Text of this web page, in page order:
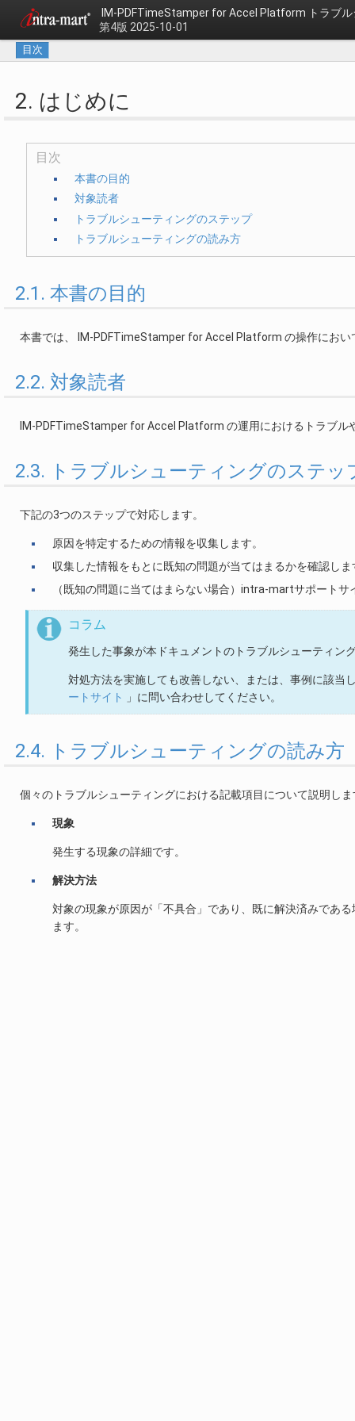
IM-PDFTimeStamper for Accel Platform トラブ
第4版 2025-10-01
目次
2. はじめに
目次
本書の目的
対象読者
トラブルシューティングのステップ
トラブルシューティングの読み方
2.1. 本書の目的
本書では、 IM-PDFTimeStamper for Accel Platform の操作にお
2.2. 対象読者
IM-PDFTimeStamper for Accel Platform の運用におけるトラブル
2.3. トラブルシューティングのステッ
下記の3つのステップで対応します。
原因を特定するための情報を収集します。
収集した情報をもとに既知の問題が当てはまるかを確認しま
（既知の問題に当てはまらない場合）intra-martサポート
コラム
発生した事象が本ドキュメントのトラブルシューティン
対処方法を実施しても改善しない、または、事例に該当
ートサイト
」に問い合わせしてください。
2.4. トラブルシューティングの読み方
個々のトラブルシューティングにおける記載項目について説明しま
現象
発生する現象の詳細です。
解決方法
対象の現象が原因が「不具合」であり、既に解決済みであ
ます。